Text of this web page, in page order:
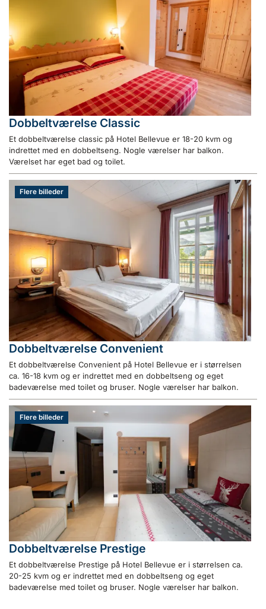
Dobbeltværelse Classic
Et dobbeltværelse classic på Hotel Bellevue er 18-20 kvm og
indrettet med en dobbeltseng. Nogle værelser har balkon.
Værelset har eget bad og toilet.
Flere billeder
Dobbeltværelse Convenient
Et dobbeltværelse Convenient på Hotel Bellevue er i størrelsen
ca. 16-18 kvm og er indrettet med en dobbeltseng og eget
badeværelse med toilet og bruser. Nogle værelser har balkon.
Flere billeder
Dobbeltværelse Prestige
Et dobbeltværelse Prestige på Hotel Bellevue er i størrelsen ca.
20-25 kvm og er indrettet med en dobbeltseng og eget
badeværelse med toilet og bruser. Nogle værelser har balkon.